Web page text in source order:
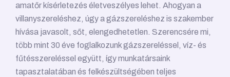
amatőr kísérletezés életveszélyes lehet. Ahogyan a
villanyszereléshez, úgy a gázszereléshez is szakember
hívása javasolt, sőt, elengedhetetlen. Szerencsére mi,
több mint 30 éve foglalkozunk gázszereléssel, víz- és
fűtésszereléssel együtt, így munkatársaink
tapasztalatában és felkészültségében teljes